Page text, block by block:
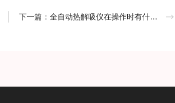
下一篇：全自动热解吸仪在操作时有什么要求？